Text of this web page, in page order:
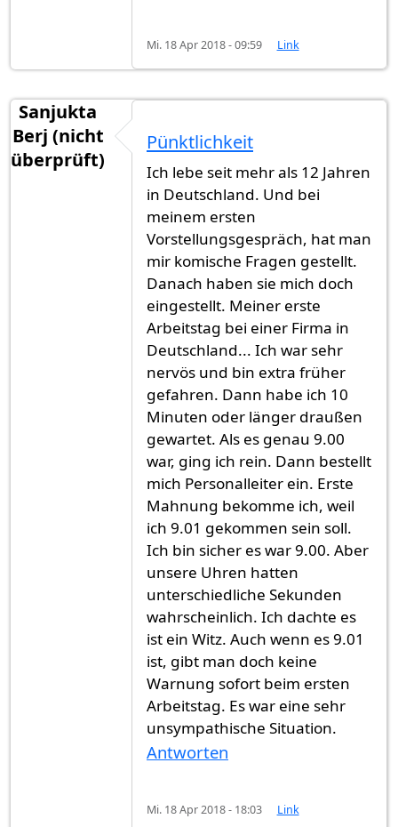
Mi. 18 Apr 2018 - 09:59 Link
Sanjukta
Berj (nicht
überprüft)
Pünktlichkeit
Ich lebe seit mehr als 12 Jahren
in Deutschland. Und bei
meinem ersten
Vorstellungsgespräch, hat man
mir komische Fragen gestellt.
Danach haben sie mich doch
eingestellt. Meiner erste
Arbeitstag bei einer Firma in
Deutschland... Ich war sehr
nervös und bin extra früher
gefahren. Dann habe ich 10
Minuten oder länger draußen
gewartet. Als es genau 9.00
war, ging ich rein. Dann bestellt
mich Personalleiter ein. Erste
Mahnung bekomme ich, weil
ich 9.01 gekommen sein soll.
Ich bin sicher es war 9.00. Aber
unsere Uhren hatten
unterschiedliche Sekunden
wahrscheinlich. Ich dachte es
ist ein Witz. Auch wenn es 9.01
ist, gibt man doch keine
Warnung sofort beim ersten
Arbeitstag. Es war eine sehr
unsympathische Situation.
Antworten
Mi. 18 Apr 2018 - 18:03 Link